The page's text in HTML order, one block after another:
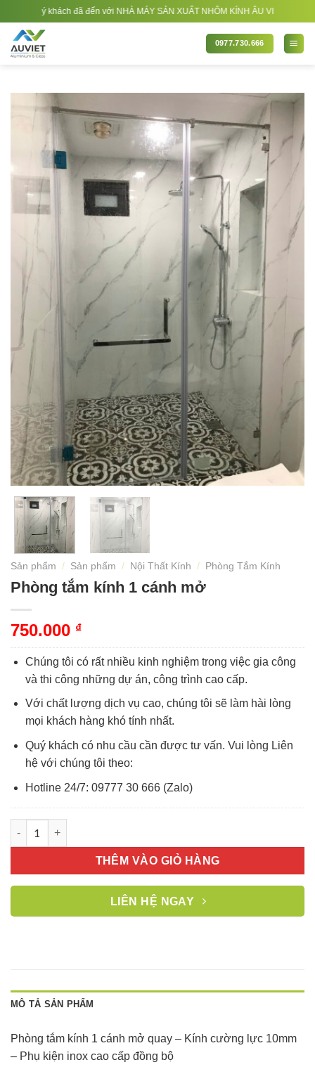
qua
nội
dung
quý khách đã đến với NHÀ MÁY SẢN XUẤT NHÔM KÍNH ÂU VIỆT. Nhà Sản
0977.730.666
Sản phẩm / Sản phẩm / Nội Thất Kính / Phòng Tắm Kính
Phòng tắm kính 1 cánh mở
750.000 ₫
Chúng tôi có rất nhiều kinh nghiệm trong việc gia công
và thi công những dự án, công trình cao cấp.
Với chất lượng dịch vụ cao, chúng tôi sẽ làm hài lòng
mọi khách hàng khó tính nhất.
Quý khách có nhu cầu cần được tư vấn. Vui lòng Liên
hệ với chúng tôi theo:
Hotline 24/7: 09777 30 666 (Zalo)
THÊM VÀO GIỎ HÀNG
LIÊN HỆ NGAY
MÔ TẢ SẢN PHẨM
Phòng tắm kính 1 cánh mở quay – Kính cường lực 10mm
– Phụ kiện inox cao cấp đồng bộ